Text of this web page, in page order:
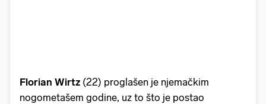
Florian Wirtz (22) proglašen je njemačkim
nogometašem godine, uz to što je postao